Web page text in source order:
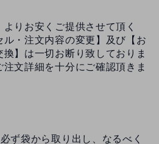
りお安くご提供させて頂く
・注文内容の変更】及び【お
】は一切お断り致しておりま
文詳細を十分にご確認頂きま
ず袋から取り出し、なるべく